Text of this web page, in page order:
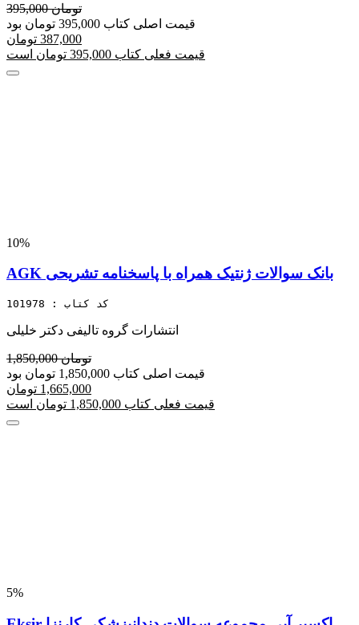
395,000 تومان
قیمت اصلی کتاب 395,000 تومان بود
387,000 تومان
قیمت فعلی کتاب 395,000 تومان است
10%
AGK بانک سوالات ژنتیک همراه با پاسخنامه تشریحی
کد کتاب : 101978
انتشارات گروه تالیفی دکتر خلیلی
1,850,000 تومان
قیمت اصلی کتاب 1,850,000 تومان بود
1,665,000 تومان
قیمت فعلی کتاب 1,850,000 تومان است
5%